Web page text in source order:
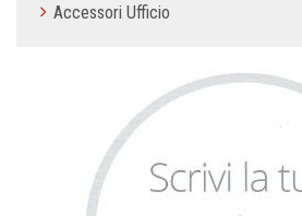
Accessori Ufficio